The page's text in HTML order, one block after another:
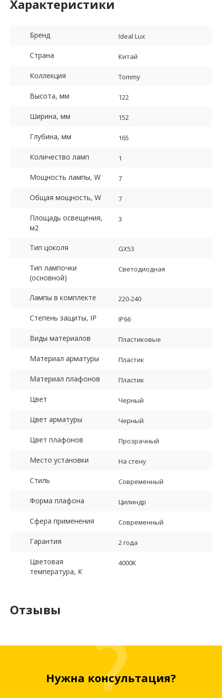
Характеристики
Бренд Ideal Lux
Страна Китай
Коллекция Tommy
Высота, мм 122
Ширина, мм 152
Глубина, мм 165
Количество ламп 1
Мощность лампы, W 7
Общая мощность, W 7
Площадь освещения,
м2
3
Тип цоколя GX53
Тип лампочки
(основной)
Светодиодная
Лампы в комплекте 220-240
Степень защиты, IP IP66
Виды материалов Пластиковые
Материал арматуры Пластик
Материал плафонов Пластик
Цвет Черный
Цвет арматуры Черный
Цвет плафонов Прозрачный
Место установки На стену
Стиль Современный
Форма плафона Цилиндр
Сфера применения Современный
Гарантия 2 года
Цветовая
температура, К
4000K
Отзывы
Нужна консультация?